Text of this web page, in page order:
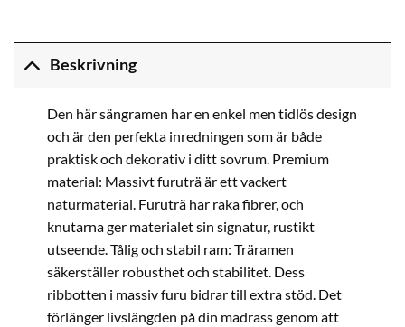
Beskrivning
Den här sängramen har en enkel men tidlös design
och är den perfekta inredningen som är både
praktisk och dekorativ i ditt sovrum. Premium
material: Massivt furuträ är ett vackert
naturmaterial. Furuträ har raka fibrer, och
knutarna ger materialet sin signatur, rustikt
utseende. Tålig och stabil ram: Träramen
säkerställer robusthet och stabilitet. Dess
ribbotten i massiv furu bidrar till extra stöd. Det
förlänger livslängden på din madrass genom att